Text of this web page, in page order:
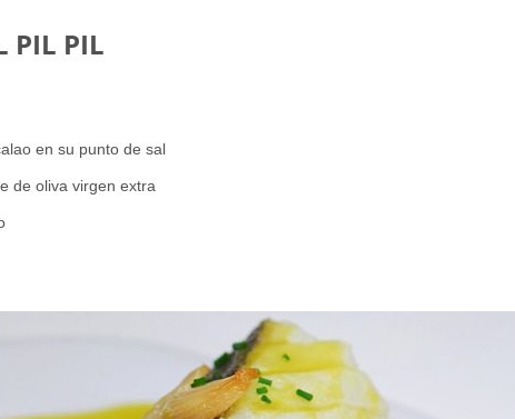
PIL PIL
en su punto de sal
de oliva virgen extra